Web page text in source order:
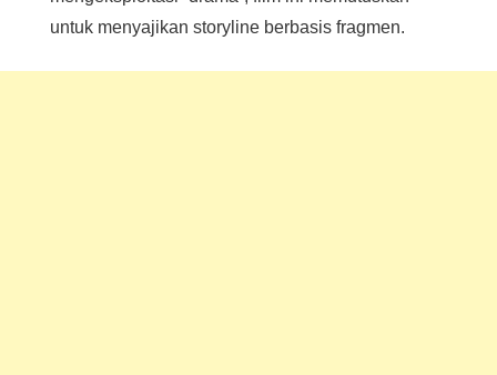
untuk menyajikan storyline berbasis fragmen.